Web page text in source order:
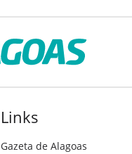
Links
Gazeta de Alagoas